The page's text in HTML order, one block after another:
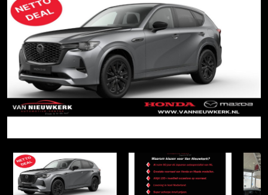
Item
Item